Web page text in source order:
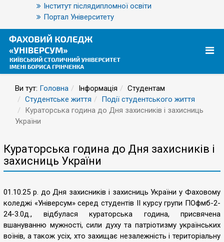
Інститут післядипломної освіти
Портал Університету
Ви тут: Головна Інформація
Студентам
Студентське життя
Події студентського життя
Кураторська година до Дня захисників і захисниць
України
Кураторська година до Дня захисників і
захисниць України
01.10.25 р. до Дня захисників і захисниць України у Фаховому
коледжі «Універсум» серед студентів ІІ курсу групи ПОфмб-2-
24-3.0д., відбулася кураторська година, присвячена
вшануванню мужності, сили духу та патріотизму українських
воїнів, а також усіх, хто захищає незалежність і територіальну